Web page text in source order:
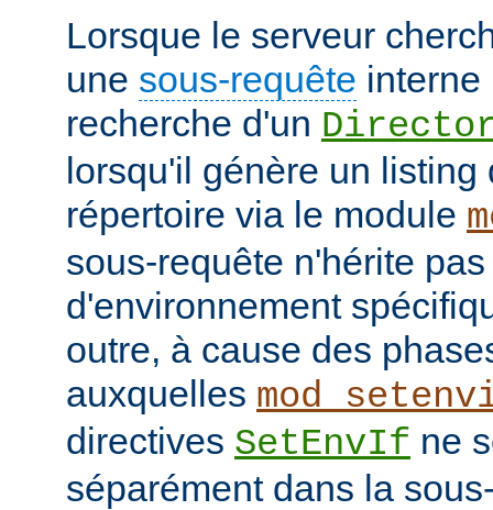
Lorsque le serveur
une sous-requête interne
recherche d'un
lorsqu'il génère un listing
répertoire via le module
sous-requête n'hérite
d'environnement
outre, à cause des
auxquelles
directives SetEnvIf ne
séparément dans la